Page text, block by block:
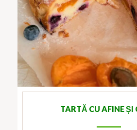
TARTĂ CU AFINE ȘI